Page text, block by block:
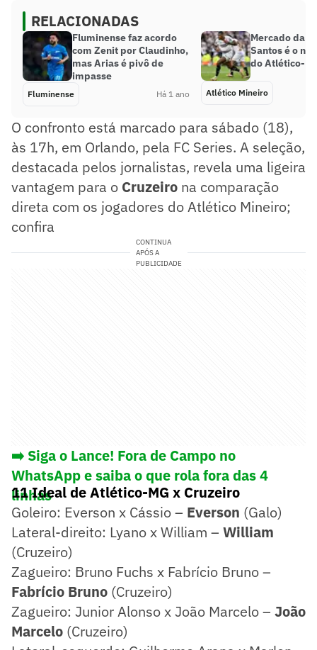
RELACIONADAS
Fluminense faz acordo
com Zenit por Claudinho,
mas Arias é pivô de
impasse
Fluminense Há 1 ano
Mercado da
Santos é o
do Atlético-
Atlético Mineiro
O confronto está marcado para sábado (18),
às 17h, em Orlando, pela FC Series. A seleção,
destacada pelos jornalistas, revela uma ligeira
vantagem para o Cruzeiro na comparação
direta com os jogadores do Atlético Mineiro;
confira
CONTINUA
APÓS A
PUBLICIDADE
➡️ Siga o Lance! Fora de Campo no
WhatsApp e saiba o que rola fora das 4
linhas
11 Ideal de Atlético-MG x Cruzeiro
Goleiro: Everson x Cássio – Everson (Galo)
Lateral-direito: Lyano x William – William
(Cruzeiro)
Zagueiro: Bruno Fuchs x Fabrício Bruno –
Fabrício Bruno (Cruzeiro)
Zagueiro: Junior Alonso x João Marcelo – João
Marcelo (Cruzeiro)